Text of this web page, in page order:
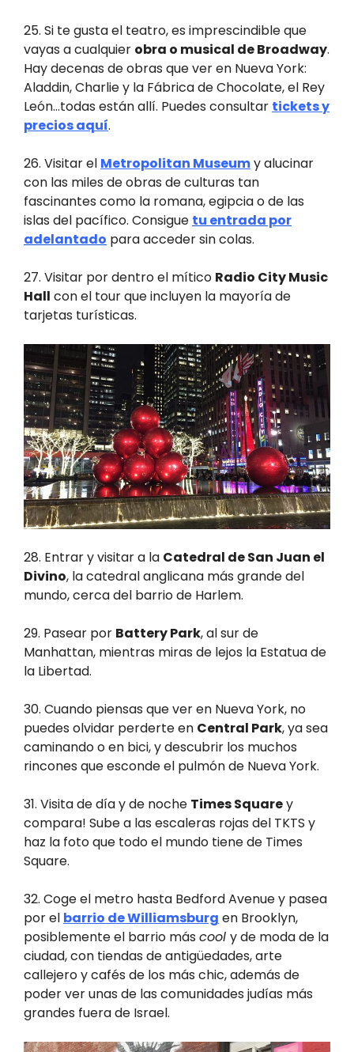
25. Si te gusta el teatro, es imprescindible que
vayas a cualquier obra o musical de Broadway.
Hay decenas de obras que ver en Nueva York:
Aladdin, Charlie y la Fábrica de Chocolate, el Rey
León…todas están allí. Puedes consultar tickets y
precios aquí.
26. Visitar el Metropolitan Museumy alucinar
con las miles de obras de culturas tan
fascinantes como la romana, egipcia o de las
islas del pacífico. Consigue tu entrada por
adelantado para acceder sin colas.
27. Visitar por dentro el mítico Radio City Music
Hall con el tour que incluyen la mayoría de
tarjetas turísticas.
28. Entrar y visitar a la Catedral de San Juan el
Divino, la catedral anglicana más grande del
mundo, cerca del barrio de Harlem.
29. Pasear por Battery Park, al sur de
Manhattan, mientras miras de lejos la Estatua de
la Libertad.
30. Cuando piensas que ver en Nueva York, no
puedes olvidar perderte en Central Park, ya sea
caminando o en bici, y descubrir los muchos
rincones que esconde el pulmón de Nueva York.
31. Visita de día y de noche Times Squarey
compara! Sube a las escaleras rojas del TKTS y
haz la foto que todo el mundo tiene de Times
Square.
32. Coge el metro hasta Bedford Avenue y pasea
por el barrio de Williamsburg en Brooklyn,
posiblemente el barrio más cool y de moda de la
ciudad, con tiendas de antigüedades, arte
callejero y cafés de los más chic, además de
poder ver unas de las comunidades judías más
grandes fuera de Israel.